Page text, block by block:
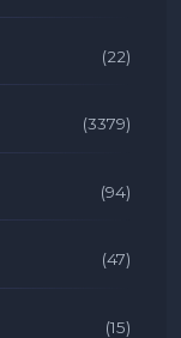
(22)
(3379)
(94)
(47)
(15)